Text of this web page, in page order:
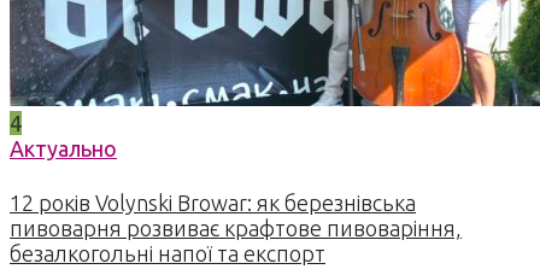
4
Актуально
12 років Volynski Browar: як березнівська
пивоварня розвиває крафтове пивоваріння,
безалкогольні напої та експорт